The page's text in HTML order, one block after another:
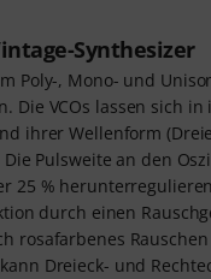
Synthesizer
Poly-, Mono- und
Die VCOs lassen sich
ihrer Wellenform
Pulsweite an den
25 %
durch einen
rosafarbenes
Dreieck- und